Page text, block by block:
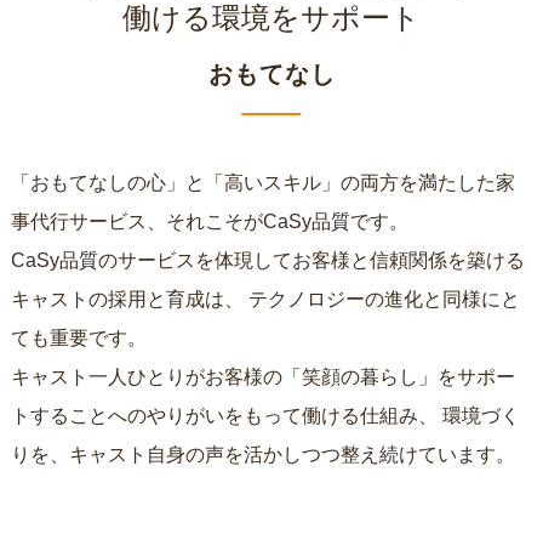
働ける環境をサポート
おもてなし
「おもてなしの心」と「高いスキル」の両方を満たした家
事代行サービス、それこそがCaSy品質です。
CaSy品質のサービスを体現してお客様と信頼関係を築ける
キャストの採用と育成は、
ても重要です。
キャスト一人ひとりがお客様の「笑顔の暮らし」をサポー
トすることへのやりがいをもって働ける仕組み、
りを、キャスト自身の声を活かしつつ整え続けています。